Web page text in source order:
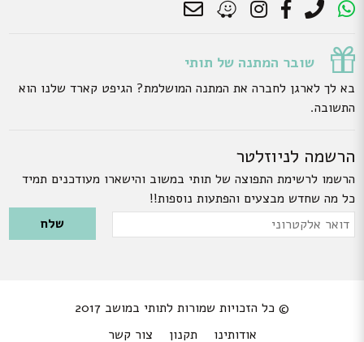
שובר המתנה של תותי
בא לך לארגן לחברה את המתנה המושלמת? הגיפט קארד שלנו הוא
התשובה.
הרשמה לניוזלטר
הרשמו לרשימת התפוצה של תותי במשוב והישארו מעודכנים תמיד
כל מה שחדש מבצעים והפתעות נוספות!!
Please leave this field empty.
דואר
© כל הזכויות שמורות לתותי במושב 2017
אודותינו
תקנון צור קשר